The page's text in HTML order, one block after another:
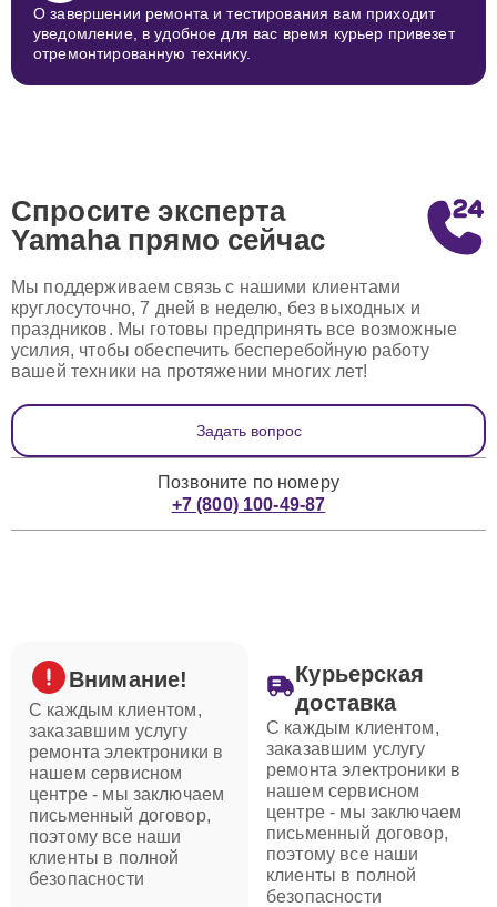
О завершении ремонта и тестирования вам приходит
уведомление, в удобное для вас время курьер привезет
отремонтированную технику.
Спросите эксперта
Yamaha прямо сейчас
Мы поддерживаем связь с нашими клиентами
круглосуточно, 7 дней в неделю, без выходных и
праздников. Мы готовы предпринять все возможные
усилия, чтобы обеспечить бесперебойную работу
вашей техники на протяжении многих лет!
Задать вопрос
Позвоните по номеру
+7 (800) 100-49-87
Внимание!
С каждым клиентом,
заказавшим услугу
ремонта электроники в
нашем сервисном
центре - мы заключаем
письменный договор,
поэтому все наши
клиенты в полной
безопасности
Курьерская
доставка
С каждым клиентом,
заказавшим услугу
ремонта электроники в
нашем сервисном
центре - мы заключаем
письменный договор,
поэтому все наши
клиенты в полной
безопасности